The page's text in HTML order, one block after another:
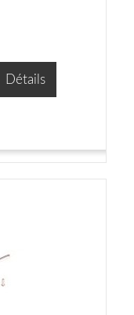
Détails